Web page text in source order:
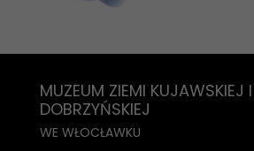
MUZEUM ZIEMI KUJAWSKIEJ I
DOBRZYŃSKIEJ
WE WŁOCŁAWKU